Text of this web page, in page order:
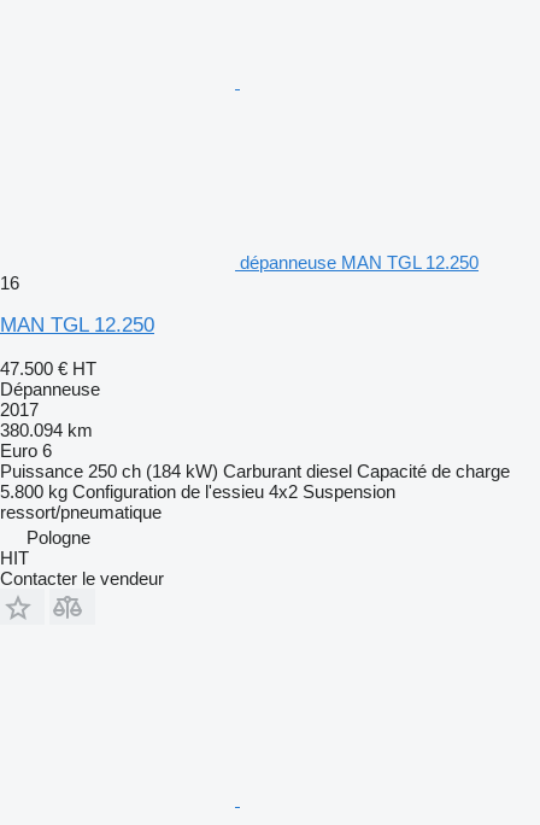
dépanneuse MAN TGL 12.250
16
MAN TGL 12.250
47.500 € HT
Dépanneuse
2017
380.094 km
Euro 6
Puissance 250 ch (184 kW) Carburant diesel Capacité de charge
5.800 kg Configuration de l'essieu 4x2 Suspension
ressort/pneumatique
Pologne
HIT
Contacter le vendeur